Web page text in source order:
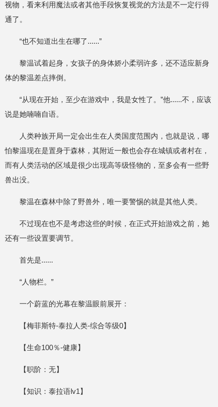
视物，看来利用魔法或者其他手段恢复视觉的方法是不一定行得
通了。
“也不知道出生在哪了......”
黎温试着起身，女孩子的身体娇小柔弱许多，还不适应新身
体的黎温差点摔倒。
“从现在开始，至少在游戏中，我是女性了。”他......不，应该
说是她喃喃自语。
人类种族开局一定会出生在人类国度范围内，也就是说，哪
怕黎温现在是置身于森林，其附近一般也会存在城镇或者村在，
而有人类活动的区域是很少出现高等级怪物的，至多会有一些野
兽出没。
黎温在森林中除了野兽外，唯一要警惕的就是其他人类。
不过现在也不是考虑这些的时候，在正式开始游戏之前，她
还有一些设置要调节。
首先是......
“人物栏。”
一个蔚蓝的光幕在黎温眼前展开：
【梅菲斯特-泰拉人类-综合等级0】
【生命100％-健康】
【职阶：无】
【知识：泰拉语lv1】